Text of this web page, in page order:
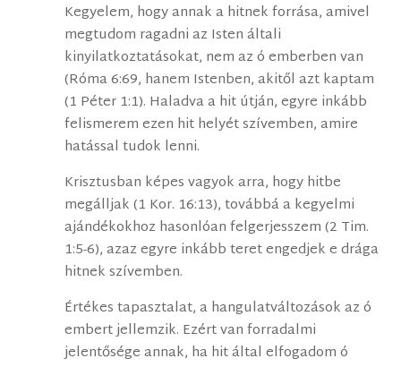
Kegyelem, hogy annak a hitnek forrása, amivel
megtudom ragadni az Isten általi
kinyilatkoztatásokat, nem az ó emberben van
(Róma 6:69, hanem Istenben, akitől azt kaptam
(1 Péter 1:1). Haladva a hit útján, egyre inkább
felismerem ezen hit helyét szívemben, amire
hatással tudok lenni.
Krisztusban képes vagyok arra, hogy hitbe
megálljak (1 Kor. 16:13), továbbá a kegyelmi
ajándékokhoz hasonlóan felgerjesszem (2 Tim.
1:5-6), azaz egyre inkább teret engedjek e drága
hitnek szívemben.
Értékes tapasztalat, a hangulatváltozások az ó
embert jellemzik. Ezért van forradalmi
jelentősége annak, ha hit által elfogadom ó